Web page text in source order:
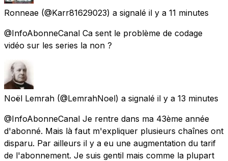
Ronneae (@Karr81629023) a signalé il y a 11 minutes
@InfoAbonneCanal Ca sent le problème de codage
vidéo sur les series la non ?
Noël Lemrah (@LemrahNoel) a signalé il y a 13 minutes
@InfoAbonneCanal Je rentre dans ma 43ème année
d'abonné. Mais là faut m'expliquer plusieurs chaînes ont
disparu. Par ailleurs il y a eu une augmentation du tarif
de l'abonnement. Je suis gentil mais comme la plupart